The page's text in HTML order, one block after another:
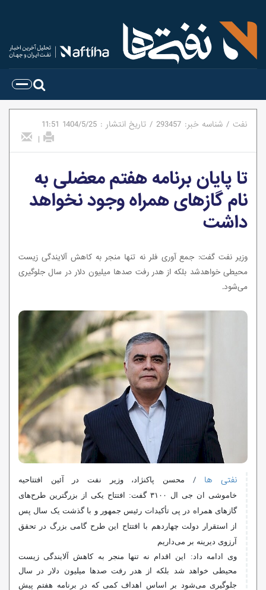
نفت / شناسه خبر: 293457
/ تاریخ انتشار : 1404/5/25
11:51
|
تا پایان برنامه هفتم معضلی به
نام گازهای همراه وجود نخواهد
داشت
وزیر نفت گفت: جمع آوری فلر نه تنها منجر به کاهش آلایندگی زیست
محیطی خواهدشد بلکه از هدر رفت صدها میلیون دلار در سال جلوگیری
می‌شود.
نفتی ها/ محسن پاکنژاد، وزیر نفت در آئین افتتاحیه
خاموشی
ان جی ال
۳۱۰۰ گفت: افتتاح یکی از بزرگترین طرح‌های
گازهای همراه در پی تأکیدات رئیس جمهور و با گذشت یک سال پس
از استقرار دولت چهاردهم با افتتاح این طرح گامی بزرگ در تحقق
آرزوی دیرینه بر می‌داریم
وی ادامه داد: این اقدام نه تنها منجر به کاهش آلایندگی زیست
محیطی خواهد شد بلکه از هدر رفت صدها میلیون دلار در سال
جلوگیری می‌شود بر اساس اهداف کمی که در برنامه هفتم پیش